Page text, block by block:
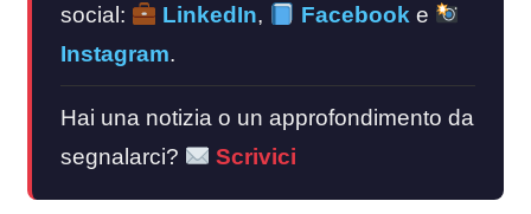
social:
LinkedIn, Facebook e
Instagram.
Hai una notizia o un approfondimento da
segnalarci?
Scrivici